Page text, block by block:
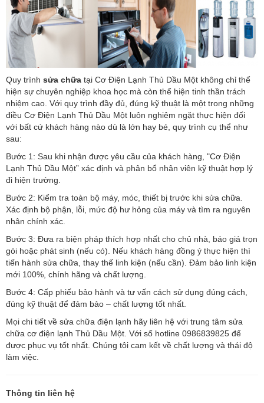
Quy trình sửa chữa tại Cơ Điện Lạnh Thủ Dầu Một không chỉ thể
hiện sự chuyên nghiệp khoa học mà còn thể hiện tinh thần trách
nhiệm cao. Với quy trình đầy đủ, đúng kỹ thuật là một trong những
điều Cơ Điện Lạnh Thủ Dầu Một luôn nghiêm ngặt thực hiện đối
với bất cứ khách hàng nào dù là lớn hay bé, quy trình cụ thể như
sau:
Bước 1: Sau khi nhận được yêu cầu của khách hàng, "Cơ Điện
Lạnh Thủ Dầu Một” xác định và phân bổ nhân viên kỹ thuật hợp lý
đi hiện trường.
Bước 2: Kiểm tra toàn bộ máy, móc, thiết bị trước khi sửa chữa.
Xác định bộ phận, lỗi, mức độ hư hỏng của máy và tìm ra nguyên
nhân chính xác.
Bước 3: Đưa ra biện pháp thích hợp nhất cho chủ nhà, báo giá trọn
gói hoặc phát sinh (nếu có). Nếu khách hàng đồng ý thực hiện thì
tiến hành sửa chữa, thay thế linh kiện (nếu cần). Đảm bảo linh kiện
mới 100%, chính hãng và chất lượng.
Bước 4: Cấp phiếu bảo hành và tư vấn cách sử dụng đúng cách,
đúng kỹ thuật để đảm bảo – chất lượng tốt nhất.
Mọi chi tiết về sửa chữa điện lạnh hãy liên hệ với trung tâm sửa
chữa cơ điện lạnh Thủ Dầu Một. Với số hotline 0986839825 để
được phục vụ tốt nhất. Chúng tôi cam kết về chất lượng và thái độ
làm việc.
Thông tin liên hệ